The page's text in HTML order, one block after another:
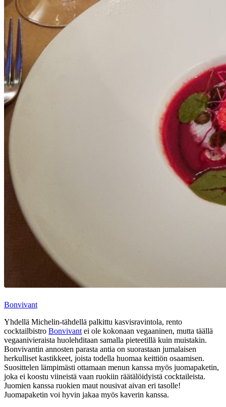
Bonvivant
Yhdellä Michelin-tähdellä palkittu kasvisravintola, rento
cocktailbistro Bonvivant ei ole kokonaan vegaaninen, mutta täällä
vegaanivieraista huolehditaan samalla pieteetillä kuin muistakin.
Bonvivantin annosten parasta antia on suorastaan jumalaisen
herkulliset kastikkeet, joista todella huomaa keittiön osaamisen.
Suosittelen lämpimästi ottamaan menun kanssa myös juomapaketin,
joka ei koostu viineistä vaan ruokiin räätälöidyistä cocktaileista.
Juomien kanssa ruokien maut nousivat aivan eri tasolle!
Juomapaketin voi hyvin jakaa myös kaverin kanssa.